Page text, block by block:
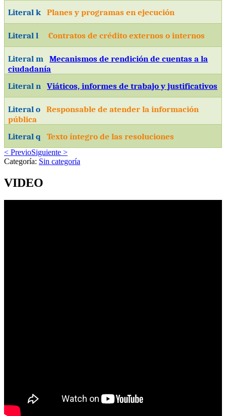
Literal k Planes y programas en ejecución
Literal l Contratos de crédito externos o internos
Literal m
Mecanismos de rendición de cuentas a la
ciudadanía
Literal n
Viáticos, informes de trabajo y justificativos
Literal o Responsable de atender la información
pública
Literal q Texto íntegro de las resoluciones
< PrevioSiguiente >
Categoría: Sin categoría
VIDEO